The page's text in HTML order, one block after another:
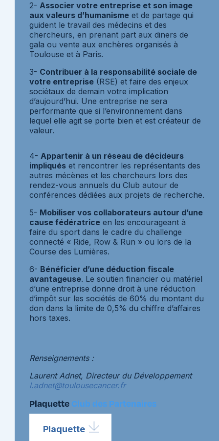
2- Associer votre entreprise et son image
aux valeurs d’humanisme et de partage qui
guident le travail des médecins et des
chercheurs, en prenant part aux diners de
gala ou vente aux enchères organisés à
Toulouse et à Paris.
3- Contribuer à la responsabilité sociale de
votre entreprise (RSE) et faire des enjeux
sociétaux de demain votre implication
d’aujourd’hui. Une entreprise ne sera
performante que si l’environnement dans
lequel elle agit se porte bien et est créateur de
valeur.
4- Appartenir à un réseau de décideurs
impliqués et rencontrer les représentants des
autres mécènes et les chercheurs lors des
rendez-vous annuels du Club autour de
conférences dédiées aux projets de recherche.
5- Mobiliser vos collaborateurs autour d’une
cause fédératrice en les encourageant à
faire du sport dans le cadre du challenge
connecté « Ride, Row & Run » ou lors de la
Course des Lumières.
6- Bénéficier d’une déduction fiscale
avantageuse. Le soutien financier ou matériel
d’une entreprise donne droit à une réduction
d’impôt sur les sociétés de 60% du montant du
don dans la limite de 0,5% du chiffre d’affaires
hors taxes.
Renseignements :
Laurent Adnet, Directeur du Développement
l.adnet@toulousecancer.fr
Plaquette Club des Partenaires
Plaquette